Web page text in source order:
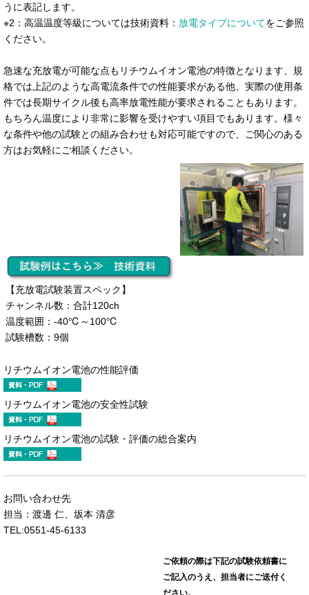
うに表記します。
※2：高温温度等級については技術資料： 放電タイプについてをご参照
ください。
急速な充放電が可能な点もリチウムイオン電池の特徴となります、規
格では上記のような高電流条件での性能要求がある他、実際の使用条
件では長期サイクル後も高率放電性能が要求されることもあります。
もちろん温度により非常に影響を受けやすい項目でもあります。様々
な条件や他の試験との組み合わせも対応可能ですので、ご関心のある
方はお気軽にご相談ください。
【充放電試験装置スペック】
チャンネル数：合計120ch
温度範囲：-40℃～100℃
試験槽数：9個
リチウムイオン電池の性能評価
リチウムイオン電池の安全性試験
リチウムイオン電池の試験・評価の総合案内
お問い合わせ先
担当：渡邊 仁、坂本 清彦
TEL:0551-45-6133
ご依頼の際は下記の試験依頼書に
ご記入のうえ、担当者にご送付く
ださい。